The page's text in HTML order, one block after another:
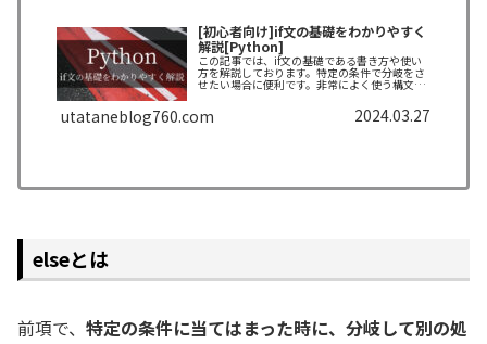
[初心者向け]if文の基礎をわかりやすく
解説[Python]
この記事では、if文の基礎である書き方や使い
方を解説しております。特定の条件で分岐をさ
せたい場合に便利です。非常によく使う構文で
すので、ぜひ覚えてください。できるだけわか
りやすく解説しておりますので、最後まで読ん
でいただけると嬉しいです。
utataneblog760.com 2024.03.27
elseとは
前項で、 特定の条件に当てはまった時に、分岐して別の処